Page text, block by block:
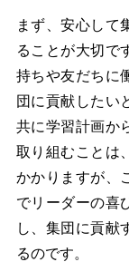
まず、安心して
ることが大切で
持ちや友だちに
団に貢献したい
共に学習計画か
取り組むことは
かかりますが、
でリーダーの喜
し、集団に貢献
るのです。